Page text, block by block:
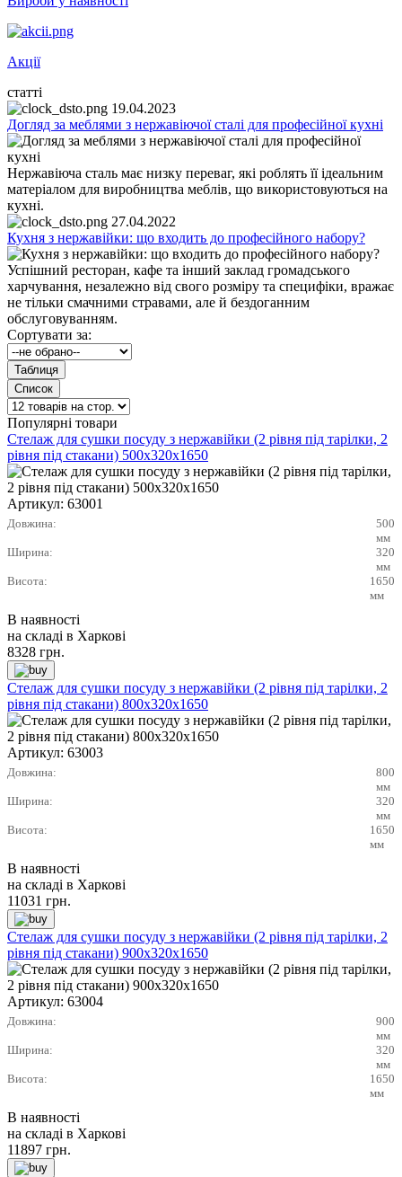
Акції
статті
19.04.2023
Догляд за меблями з нержавіючої сталі для професійної кухні
Нержавіюча сталь має низку переваг, які роблять її ідеальним
матеріалом для виробництва меблів, що використовуються на
кухні.
27.04.2022
Кухня з нержавійки: що входить до професійного набору?
Успішний ресторан, кафе та інший заклад громадського
харчування, незалежно від свого розміру та специфіки, вражає
не тільки смачними стравами, але й бездоганним
обслуговуванням.
Сортувати за:
Популярні товари
Стелаж для сушки посуду з нержавійки (2 рівня під тарілки, 2
рівня під стакани) 500х320х1650
Артикул: 63001
Довжина:
500
мм
Ширина:
320
мм
Висота:
1650
мм
В наявності
на складі в Харкові
8328 грн.
Стелаж для сушки посуду з нержавійки (2 рівня під тарілки, 2
рівня під стакани) 800х320х1650
Артикул: 63003
Довжина:
800
мм
Ширина:
320
мм
Висота:
1650
мм
В наявності
на складі в Харкові
11031 грн.
Стелаж для сушки посуду з нержавійки (2 рівня під тарілки, 2
рівня під стакани) 900х320х1650
Артикул: 63004
Довжина:
900
мм
Ширина:
320
мм
Висота:
1650
мм
В наявності
на складі в Харкові
11897 грн.